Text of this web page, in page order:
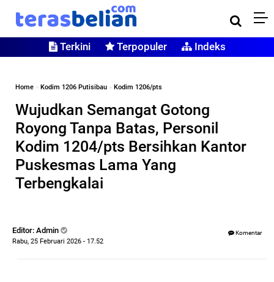
Terkini Terpopuler Indeks
Home » Kodim 1206 Putisibau » Kodim 1206/pts
Wujudkan Semangat Gotong
Royong Tanpa Batas, Personil
Kodim 1204/pts Bersihkan Kantor
Puskesmas Lama Yang
Terbengkalai
Editor: Admin
Rabu, 25 Februari 2026 - 17.52
Komentar